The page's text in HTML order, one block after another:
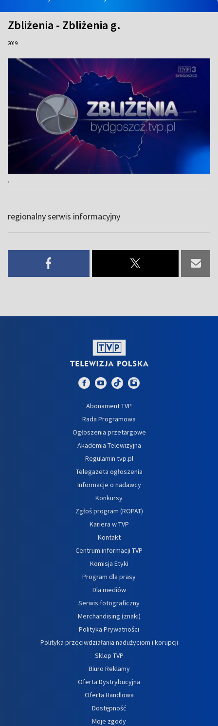
Zbliżenia - Zbliżenia g.
2019
.
regionalny serwis informacyjny
Abonament TVP
Rada Programowa
Ogłoszenia przetargowe
Akademia Telewizyjna
Regulamin tvp.pl
Telegazeta ogłoszenia
Informacje o nadawcy
Konkursy
Zgłoś program (ROPAT)
Kariera w TVP
Kontakt
Centrum informacji TVP
Komisja Etyki
Program dla prasy
Dla mediów
Serwis fotograficzny
Merchandising (znaki)
Polityka Prywatności
Polityka przeciwdziałania nadużyciom i korupcji
Sklep TVP
Biuro Reklamy
Oferta Dystrybucyjna
Oferta Handlowa
Dostępność
Moje zgody